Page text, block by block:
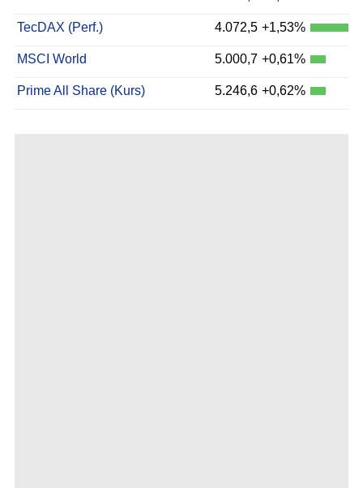
TecDAX (Perf.) 4.072,5 +1,53%
MSCI World 5.000,7 +0,61%
Prime All Share (Kurs) 5.246,6 +0,62%